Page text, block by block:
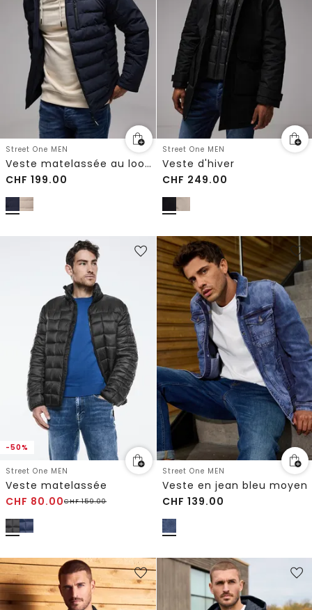
Street One MEN
Veste matelassée au look biker
CHF 199.00
Street One MEN
Veste d'hiver
CHF 249.00
-50%
Street One MEN
Veste matelassée
CHF 80.00CHF159.00
Street One MEN
Veste en jean bleu moyen
CHF 139.00